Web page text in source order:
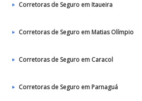
Corretoras de Seguro em Itaueira
Corretoras de Seguro em Matias Olímpio
Corretoras de Seguro em Caracol
Corretoras de Seguro em Parnaguá